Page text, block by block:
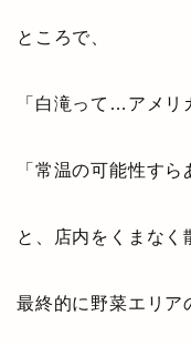
ところで、
「白滝って…アメリ
「常温の可能性すら
と、店内をくまな
最終的に野菜エリア